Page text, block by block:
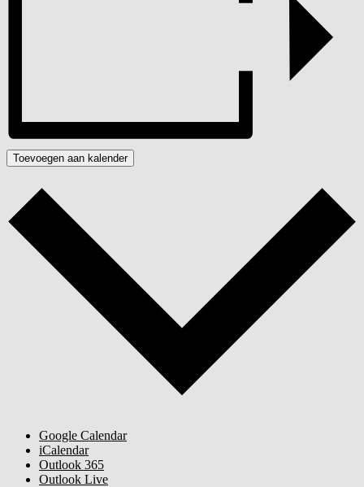
Toevoegen aan kalender
Google Calendar
iCalendar
Outlook 365
Outlook Live